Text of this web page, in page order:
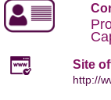
Site
http://